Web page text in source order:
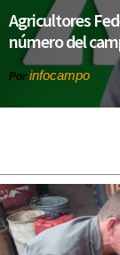
Agricultores
número del
Por infocampo